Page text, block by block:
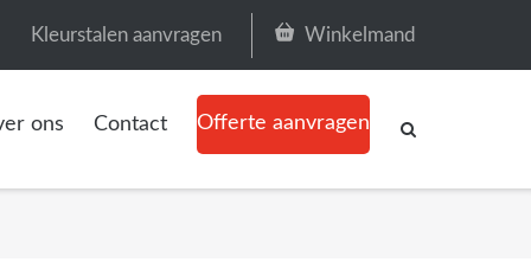
Kleurstalen aanvragen Winkelmand
ons Contact Offerte aanvragen